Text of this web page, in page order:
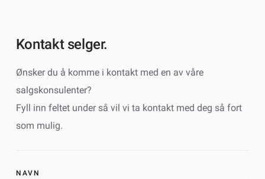
Kontakt selger.
Ønsker du å komme i kontakt med en av våre
salgskonsulenter?
Fyll inn feltet under så vil vi ta kontakt med deg så fort
som mulig.
NAVN